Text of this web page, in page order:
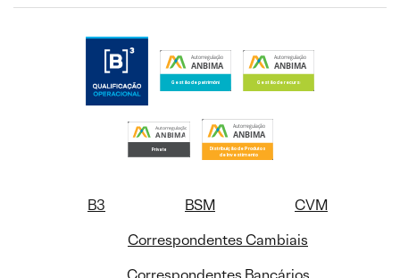
B3 BSM
CVM
Correspondentes Cambiais